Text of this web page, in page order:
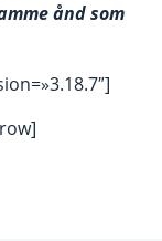
ånd som